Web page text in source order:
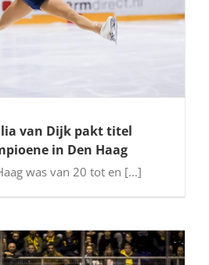
van Dijk pakt titel
in Den Haag
was van 20 tot en [...]